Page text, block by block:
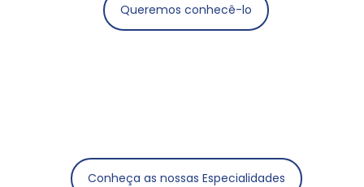
Queremos conhecê-lo
Conheça as nossas Especialidades